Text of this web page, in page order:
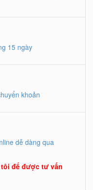
15 ngày
khoản
dễ dàng qua
để được tư vấn